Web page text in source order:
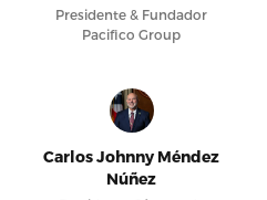
Presidente & Fundador
Pacifico Group
Carlos Johnny Méndez
Núñez